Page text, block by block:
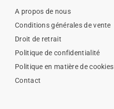
A propos de nous
Conditions générales de vente
Droit de retrait
Politique de confidentialité
Politique en matière de cookies
Contact